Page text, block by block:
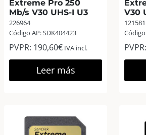
Extreme Pro 250
Mb/s V30 UHS-I U3
226964
Código AP: SDK404423
PVPR: 190,60€ IVA incl.
Leer más
V30
121581
Código
PVPR: